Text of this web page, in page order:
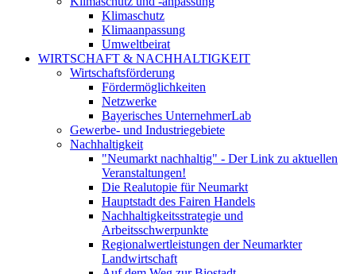
Klimaschutz
Klimaanpassung
Umweltbeirat
WIRTSCHAFT & NACHHALTIGKEIT
Wirtschaftsförderung
Fördermöglichkeiten
Netzwerke
Bayerisches UnternehmerLab
Gewerbe- und Industriegebiete
Nachhaltigkeit
"Neumarkt nachhaltig" - Der Link zu aktuellen
Veranstaltungen!
Die Realutopie für Neumarkt
Hauptstadt des Fairen Handels
Nachhaltigkeitsstrategie und
Arbeitsschwerpunkte
Regionalwertleistungen der Neumarkter
Landwirtschaft